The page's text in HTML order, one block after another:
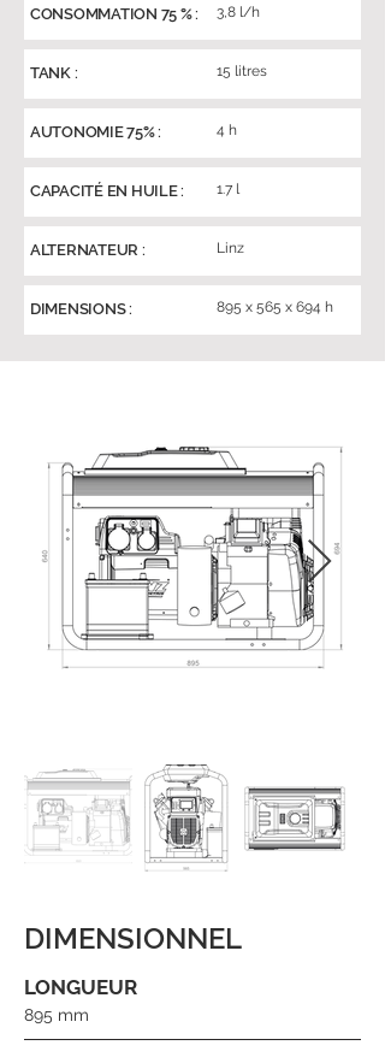
CONSOMMATION 75 % : 3,8 l/h
TANK : 15 litres
AUTONOMIE 75% : 4 h
CAPACITÉ EN HUILE : 1.7 l
ALTERNATEUR : Linz
DIMENSIONS : 895 x 565 x 694 h
galerie
DIMENSIONNEL
LONGUEUR
895 mm